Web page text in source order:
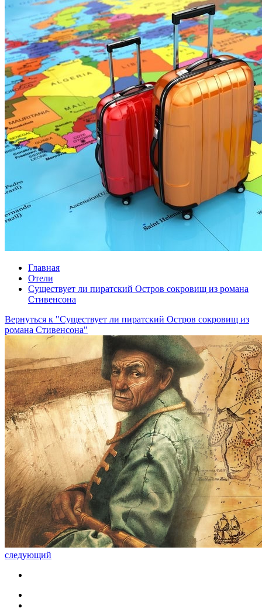
Главная
Отели
Существует ли пиратский Остров сокровищ из романа
Стивенсона
Вернуться к "Существует ли пиратский Остров сокровищ из
романа Стивенсона"
следующий